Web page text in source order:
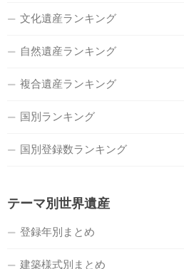
文化遺産ランキング
自然遺産ランキング
複合遺産ランキング
国別ランキング
国別登録数ランキング
テーマ別世界遺産
登録年別まとめ
建築様式別まとめ